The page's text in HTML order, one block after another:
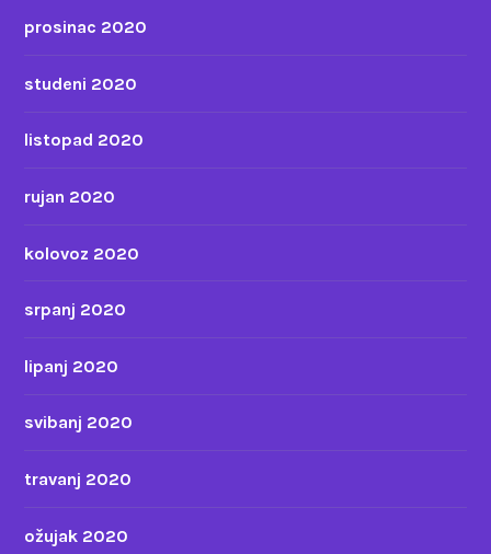
prosinac 2020
studeni 2020
listopad 2020
rujan 2020
kolovoz 2020
srpanj 2020
lipanj 2020
svibanj 2020
travanj 2020
ožujak 2020